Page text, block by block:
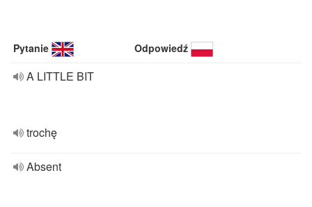
Pytanie Odpowiedź
A LITTLE BIT
trochę
Absent